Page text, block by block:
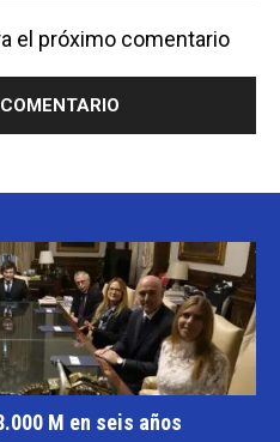
el próximo comentario
M en seis años